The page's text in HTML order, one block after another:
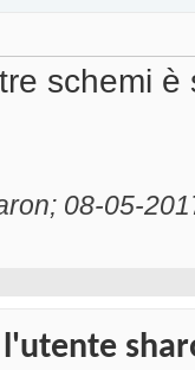
schemi
08-05-